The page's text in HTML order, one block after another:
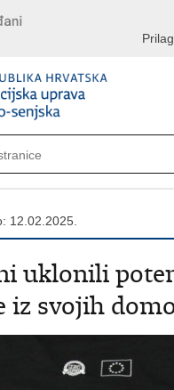
12.02.2025.
uklonili
iz svojih